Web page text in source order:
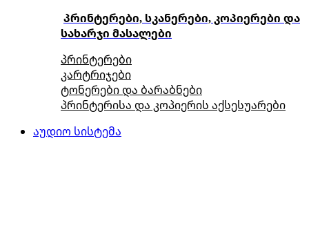
პრინტერები, სკანერები, კოპიერები და
სახარჯი მასალები
პრინტერები
კარტრიჯები
ტონერები და ბარაბნები
პრინტერისა და კოპიერის აქსესუარები
აუდიო სისტემა